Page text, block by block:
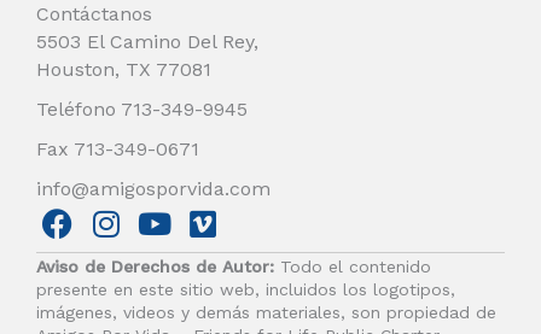
Contáctanos
5503 El Camino Del Rey,
Houston, TX 77081
Teléfono 713-349-9945
Fax 713-349-0671
info@amigosporvida.com
F
a
c
e
I
n
s
t
Y
o
u
t
V
i
m
e
Aviso de Derechos de Autor: Todo el contenido
presente en este sitio web, incluidos los logotipos,
imágenes, videos y demás materiales, son propiedad de